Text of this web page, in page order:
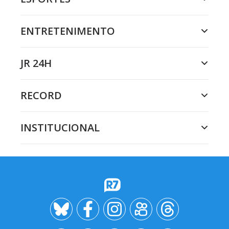
ENTRETENIMENTO
JR 24H
RECORD
INSTITUCIONAL